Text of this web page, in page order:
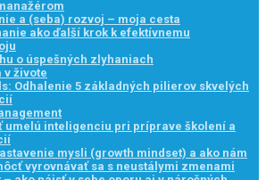
a (seba) rozvoj – moja cesta
ako ďalší krok k efektívnemu
o úspešných zlyhaniach
v živote
Odhalenie 5 základných pilierov skvelých
umelú inteligenciu pri príprave školení a
mysli (growth mindset) a ako nám
vyrovnávať sa s neustálymi zmenami